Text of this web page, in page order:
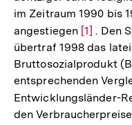
im Zeitraum 1990 bis
angestiegen Zur
der
Fußnote
[1] . Den
übertraf 1998 das
Bruttosozialprodukt
entsprechenden
Entwicklungsländer-
den